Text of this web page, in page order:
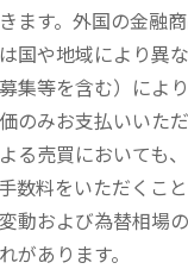
ます。外国の金融
国や地域により異
集等を含む）によ
のみお支払いいた
る売買においても
数料をいただくこ
動および為替相場
があります。